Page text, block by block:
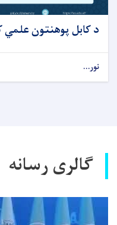
د کابل پوهنتون
نور...
گالری رسانه